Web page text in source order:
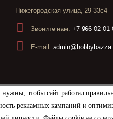
чтобы сайт работал
рекламных кампаний и
Нижегородская улица, 29-33с4
Звоните нам: +7 966 02 01
E-mail: